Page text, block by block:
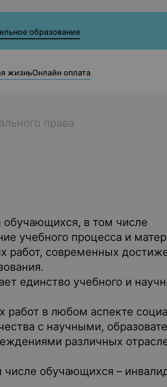
образование
жизньОнлайн оплата
права
обучающихся, в том числе
учебного процесса и
работ, современных
единство учебного и
работ в любом аспекте
с научными,
различных
обучающихся –